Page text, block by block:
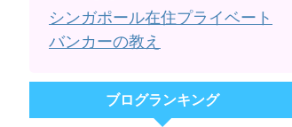
シンガポール在住プライベート
バンカーの教え
ブログランキング